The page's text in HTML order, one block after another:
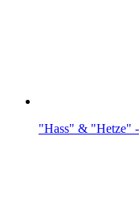
"Hass" & "Hetze"